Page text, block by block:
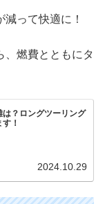
って快適に！
、燃費とともにタ
？ロングツーリング
！
2024.10.29